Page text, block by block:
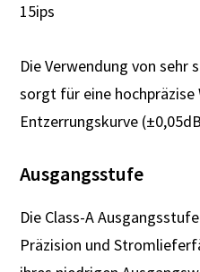
15ips
Die Verwendung von sehr
sorgt für eine
Entzerrungskurve
Ausgangsstufe
Die Class-A
Präzision und